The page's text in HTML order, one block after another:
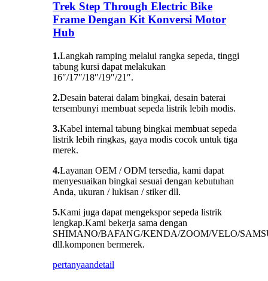
Trek Step Through Electric Bike
Frame Dengan Kit Konversi Motor
Hub
1.Langkah ramping melalui rangka sepeda, tinggi
tabung kursi dapat melakukan
16″/17″/18″/19″/21″.
2.Desain baterai dalam bingkai, desain baterai
tersembunyi membuat sepeda listrik lebih modis.
3.Kabel internal tabung bingkai membuat sepeda
listrik lebih ringkas, gaya modis cocok untuk tiga
merek.
4.Layanan OEM / ODM tersedia, kami dapat
menyesuaikan bingkai sesuai dengan kebutuhan
Anda, ukuran / lukisan / stiker dll.
5.Kami juga dapat mengekspor sepeda listrik
lengkap.Kami bekerja sama dengan
SHIMANO/BAFANG/KENDA/ZOOM/VELO/
dll.komponen bermerek.
pertanyaandetail